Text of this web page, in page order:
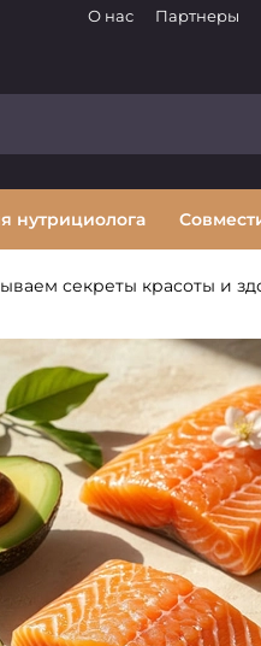
О нас Партнеры
нутрициолога
секреты красоты и